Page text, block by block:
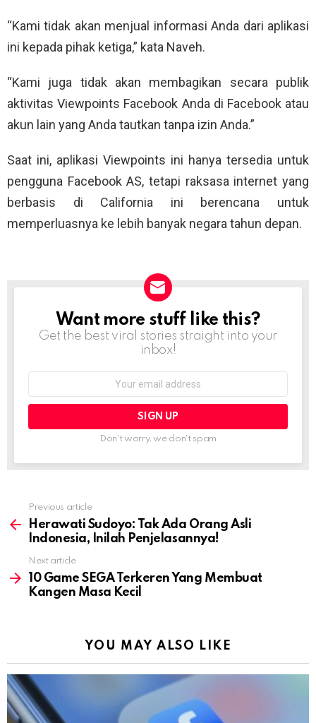
“Kami tidak akan menjual informasi Anda dari aplikasi
ini kepada pihak ketiga,” kata Naveh.
“Kami juga tidak akan membagikan secara publik
aktivitas Viewpoints Facebook Anda di Facebook atau
akun lain yang Anda tautkan tanpa izin Anda.”
Saat ini, aplikasi Viewpoints ini hanya tersedia untuk
pengguna Facebook AS, tetapi raksasa internet yang
berbasis di California ini berencana untuk
memperluasnya ke lebih banyak negara tahun depan.
NEWSLETTER
Want more stuff like this?
Get the best viral stories straight into your
inbox!
Don't worry, we don't spam
more
Previous article
Herawati Sudoyo: Tak Ada Orang Asli
Indonesia, Inilah Penjelasannya!
Next article
10 Game SEGA Terkeren Yang Membuat
Kangen Masa Kecil
YOU MAY ALSO LIKE